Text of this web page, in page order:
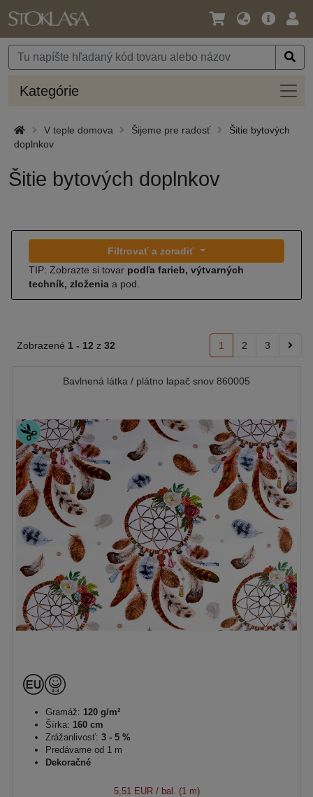
Jazyk
Mena
Hlavná
Kategórie
V teple domova Šijeme pre radosť
Šitie bytových
doplnkov
Šitie bytových doplnkov
Filtrovať a zoradiť
TIP: Zobrazte si tovar podľa farieb, výtvarných
techník, zloženia a pod.
Zobrazené 1 - 12 z 32 1 2 3
Bavlnená látka / plátno lapač snov 860005
Gramáž: 120 g/m²
Šírka: 160 cm
Zrážanlivosť: 3 - 5 %
Predávame od 1 m
Dekoračné
5,51 EUR/ bal. (1 m)